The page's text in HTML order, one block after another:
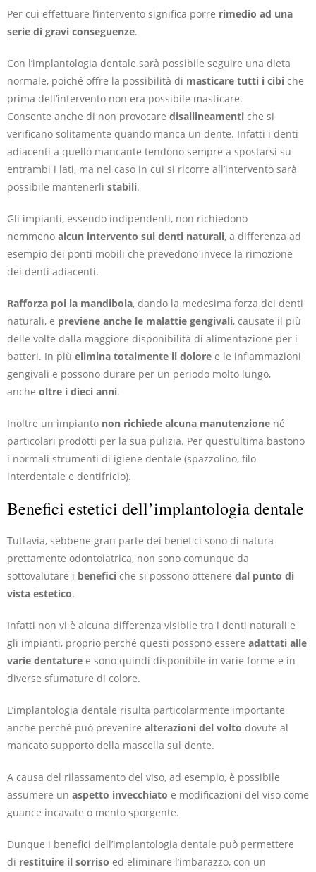
Per cui effettuare l’intervento significa porre rimedio ad una
serie di gravi conseguenze.
Con l’implantologia dentale sarà possibile seguire una dieta
normale, poiché offre la possibilità di masticare tutti i cibi che
prima dell’intervento non era possibile masticare.
Consente anche di non provocare disallineamenti che si
verificano solitamente quando manca un dente. Infatti i denti
adiacenti a quello mancante tendono sempre a spostarsi su
entrambi i lati, ma nel caso in cui si ricorre all’intervento sarà
possibile mantenerli stabili.
Gli impianti, essendo indipendenti, non richiedono
nemmeno alcun intervento sui denti naturali, a differenza ad
esempio dei ponti mobili che prevedono invece la rimozione
dei denti adiacenti.
Rafforza poi la mandibola, dando la medesima forza dei denti
naturali, e previene anche le malattie gengivali, causate il più
delle volte dalla maggiore disponibilità di alimentazione per i
batteri. In più elimina totalmente il dolore e le infiammazioni
gengivali e possono durare per un periodo molto lungo,
anche oltre i dieci anni.
Inoltre un impianto non richiede alcuna manutenzione né
particolari prodotti per la sua pulizia. Per quest’ultima bastono
i normali strumenti di igiene dentale (spazzolino, filo
interdentale e dentifricio).
Benefici estetici dell’implantologia dentale
Tuttavia, sebbene gran parte dei benefici sono di natura
prettamente odontoiatrica, non sono comunque da
sottovalutare i benefici che si possono ottenere dal punto di
vista estetico.
Infatti non vi è alcuna differenza visibile tra i denti naturali e
gli impianti, proprio perché questi possono essere adattati alle
varie dentature e sono quindi disponibile in varie forme e in
diverse sfumature di colore.
L’implantologia dentale risulta particolarmente importante
anche perché può prevenire alterazioni del volto dovute al
mancato supporto della mascella sul dente.
A causa del rilassamento del viso, ad esempio, è possibile
assumere un aspetto invecchiato e modificazioni del viso come
guance incavate o mento sporgente.
Dunque i benefici dell’implantologia dentale può permettere
di restituire il sorriso ed eliminare l’imbarazzo, con un